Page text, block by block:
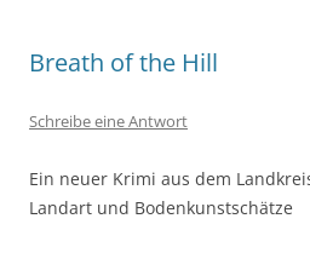
Breath of the Hill
Schreibe eine Antwort
Ein neuer Krimi aus dem
Landart und Bodenkunstschätze